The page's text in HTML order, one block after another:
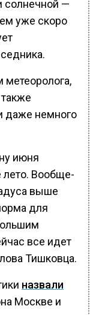
солнечной —
уже скоро
даже немного
июня
лето. Вообще-
выше
для
все идет
Тишковца.
назвали
Москве и